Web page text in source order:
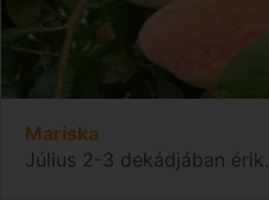
Mariska
Július 2-3 dekádjában érik.